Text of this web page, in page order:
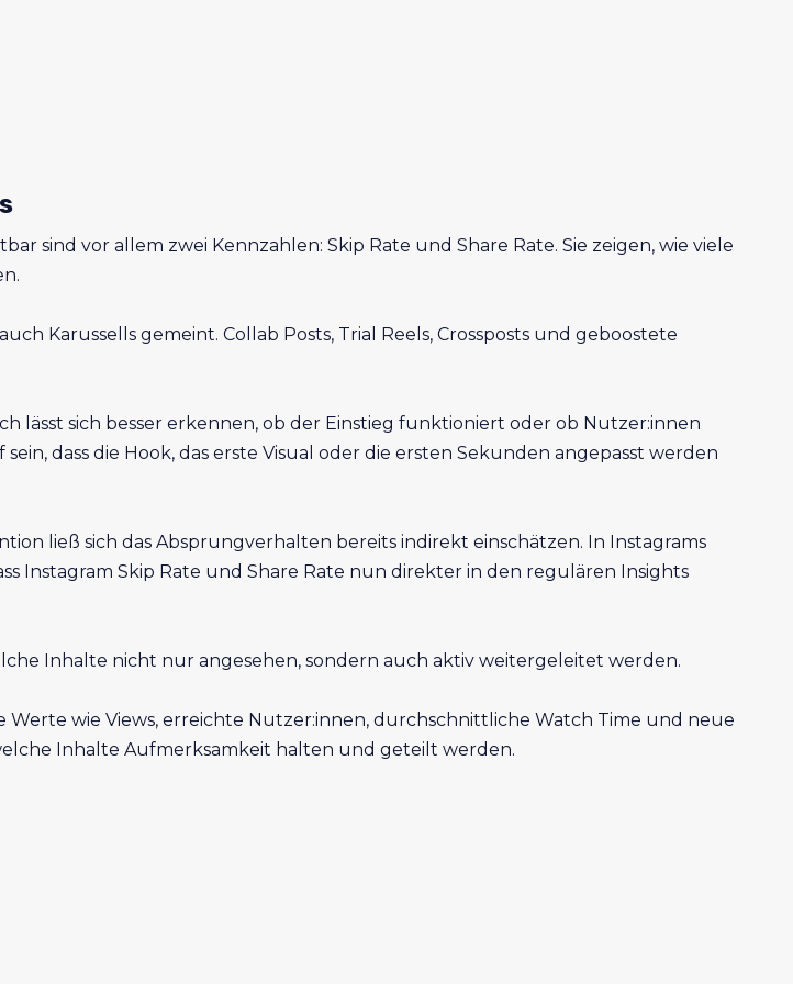
sind vor allem zwei Kennzahlen: Skip Rate und Share Rate. Sie zeigen, wie viele
Karussells gemeint. Collab Posts, Trial Reels, Crossposts und geboostete
lässt sich besser erkennen, ob der Einstieg funktioniert oder ob Nutzer:innen
dass die Hook, das erste Visual oder die ersten Sekunden angepasst werden
ließ sich das Absprungverhalten bereits indirekt einschätzen. In Instagrams
Instagram Skip Rate und Share Rate nun direkter in den regulären Insights
Inhalte nicht nur angesehen, sondern auch aktiv weitergeleitet werden.
wie Views, erreichte Nutzer:innen, durchschnittliche Watch Time und neue
Inhalte Aufmerksamkeit halten und geteilt werden.